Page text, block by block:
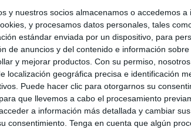
y nuestros socios almacenamos o accedemos
y procesamos datos personales, tales
estándar enviada por un dispositivo, para
de anuncios y del contenido e información
y mejorar productos. Con su permiso,
localización geográfica precisa e identificación
Puede hacer clic para otorgarnos su
que llevemos a cabo el procesamiento
a información más detallada y cambiar
consentimiento. Tenga en cuenta que algún
Prensa Deportiva